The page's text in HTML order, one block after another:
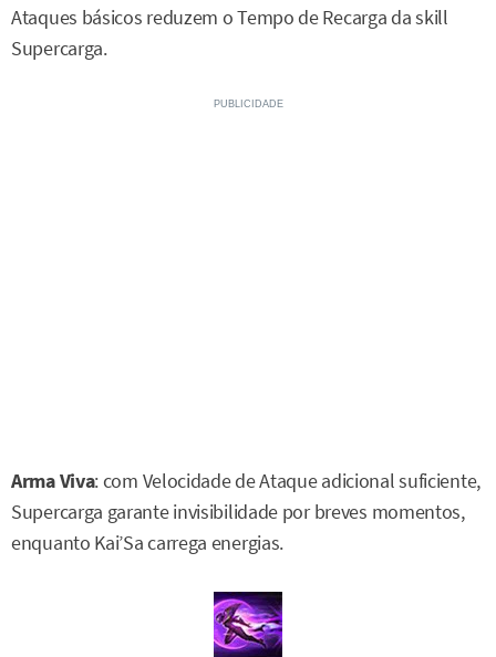
Ataques básicos reduzem o Tempo de Recarga da skill
Supercarga.
Arma Viva: com Velocidade de Ataque adicional suficiente,
Supercarga garante invisibilidade por breves momentos,
enquanto Kai’Sa carrega energias.